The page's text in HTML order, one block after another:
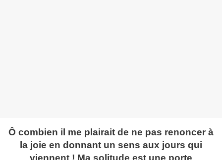
Ô combien il me plairait de ne pas renoncer à
la joie en donnant un sens aux jours qui
viennent ! Ma solitude est une porte